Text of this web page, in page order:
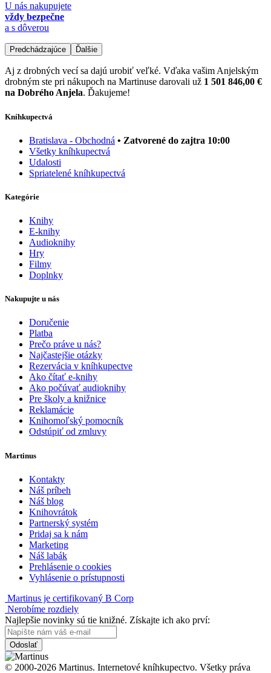
U nás nakupujete
vždy bezpečne
a s dôverou
Predchádzajúce Ďalšie
Aj z drobných vecí sa dajú urobiť veľké. Vďaka vašim Anjelským
drobným ste pri nákupoch na Martinuse darovali už 1 501 846,00 €
na Dobrého Anjela. Ďakujeme!
Kníhkupectvá
Bratislava - Obchodná • Zatvorené do zajtra 10:00
Všetky kníhkupectvá
Udalosti
Spriatelené kníhkupectvá
Kategórie
Knihy
E-knihy
Audioknihy
Hry
Filmy
Doplnky
Nakupujte u nás
Doručenie
Platba
Prečo práve u nás?
Najčastejšie otázky
Rezervácia v kníhkupectve
Ako čítať e-knihy
Ako počúvať audioknihy
Pre školy a knižnice
Reklamácie
Knihomoľský pomocník
Odstúpiť od zmluvy
Martinus
Kontakty
Náš príbeh
Náš blog
Knihovrátok
Partnerský systém
Pridaj sa k nám
Marketing
Náš labák
Prehlásenie o cookies
Vyhlásenie o prístupnosti
Martinus je certifikovaný B Corp
Nerobíme rozdiely
Najlepšie novinky sú tie knižné. Získajte ich ako prví:
Odoslať
© 2000-2026 Martinus. Internetové kníhkupectvo. Všetky práva